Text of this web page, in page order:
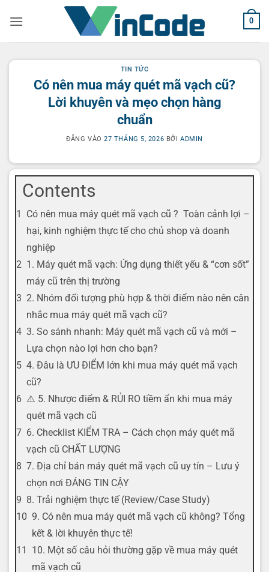
qua
0
TIN TỨC
Có nên mua máy quét mã vạch cũ?
Lời khuyên và mẹo chọn hàng
chuẩn
ĐĂNG VÀO27 THÁNG 5, 2026 BỞI ADMIN
Contents
Có nên mua máy quét mã vạch cũ ? Toàn cảnh lợi –
hại, kinh nghiệm thực tế cho chủ shop và doanh
nghiệp
1. Máy quét mã vạch: Ứng dụng thiết yếu & “cơn sốt”
máy cũ trên thị trường
2. Nhóm đối tượng phù hợp & thời điểm nào nên cân
nhắc mua máy quét mã vạch cũ?
3. So sánh nhanh: Máy quét mã vạch cũ và mới –
Lựa chọn nào lợi hơn cho bạn?
4. Đâu là ƯU ĐIỂM lớn khi mua máy quét mã vạch
cũ?
⚠️ 5. Nhược điểm & RỦI RO tiềm ẩn khi mua máy
quét mã vạch cũ
6. Checklist KIỂM TRA – Cách chọn máy quét mã
vạch cũ CHẤT LƯỢNG
7. Địa chỉ bán máy quét mã vạch cũ uy tín – Lưu ý
chọn nơi ĐÁNG TIN CẬY
8. Trải nghiệm thực tế (Review/Case Study)
9. Có nên mua máy quét mã vạch cũ không? Tổng
kết & lời khuyên thực tế!
10. Một số câu hỏi thường gặp về mua máy quét
mã vạch cũ